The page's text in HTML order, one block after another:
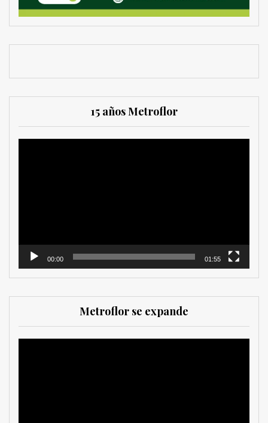
15 años Metroflor
00:00 01:55
Metroflor se expande